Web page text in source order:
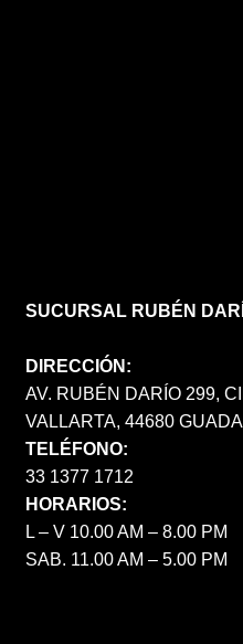
SUCURSAL RUBÉN
DIRECCIÓN:
AV. RUBÉN DARÍO 299,
VALLARTA, 44680
TELÉFONO:
33 1377 1712
HORARIOS:
L – V 10.00 AM – 8.00 PM
SAB. 11.00 AM – 5.00 PM